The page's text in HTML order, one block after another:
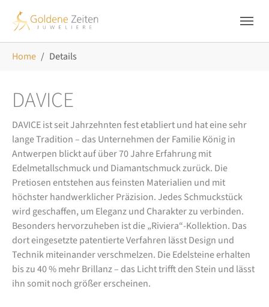
Home Details
DAVICE
DAVICE ist seit Jahrzehnten fest etabliert und hat eine sehr
lange Tradition – das Unternehmen der Familie König in
Antwerpen blickt auf über 70 Jahre Erfahrung mit
Edelmetallschmuck und Diamantschmuck zurück. Die
Pretiosen entstehen aus feinsten Materialien und mit
höchster handwerklicher Präzision. Jedes Schmuckstück
wird geschaffen, um Eleganz und Charakter zu verbinden.
Besonders hervorzuheben ist die „Riviera“-Kollektion. Das
dort eingesetzte patentierte Verfahren lässt Design und
Technik miteinander verschmelzen. Die Edelsteine erhalten
bis zu 40 % mehr Brillanz – das Licht trifft den Stein und lässt
ihn somit noch größer erscheinen.